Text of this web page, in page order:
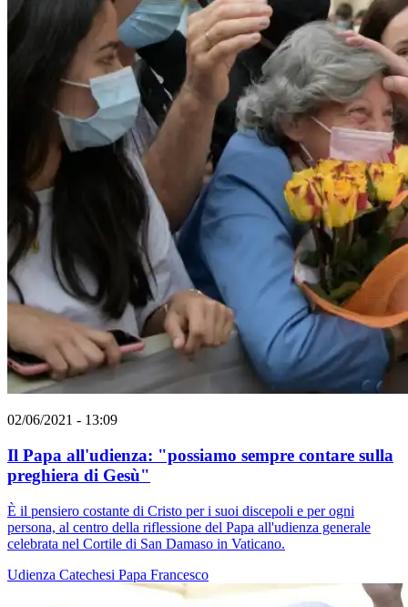
02/06/2021 - 13:09
Il Papa all'udienza: "possiamo sempre contare sulla
preghiera di Gesù"
È il pensiero costante di Cristo per i suoi discepoli e per ogni
persona, al centro della riflessione del Papa all'udienza generale
celebrata nel Cortile di San Damaso in Vaticano.
Udienza Catechesi Papa Francesco